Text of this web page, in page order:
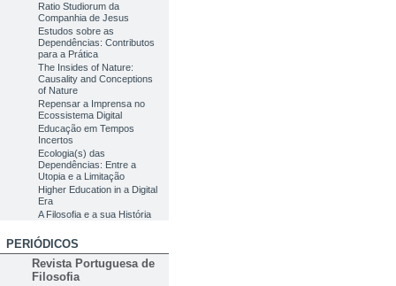
Ratio Studiorum da
Companhia de Jesus
Estudos sobre as
Dependências: Contributos
para a Prática
The Insides of Nature:
Causality and Conceptions
of Nature
Repensar a Imprensa no
Ecossistema Digital
Educação em Tempos
Incertos
Ecologia(s) das
Dependências: Entre a
Utopia e a Limitação
Higher Education in a Digital
Era
A Filosofia e a sua História
PERIÓDICOS
Revista Portuguesa de
Filosofia